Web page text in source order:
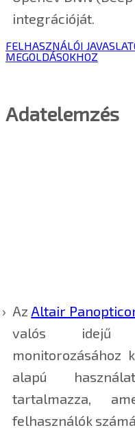
integrációját.
FELHASZNÁLÓI
MEGOLDÁSOKHOZ
Adatelemzés
Az Altair
valós idejű
monitorozásához
alapú
tartalmazza,
felhasználók